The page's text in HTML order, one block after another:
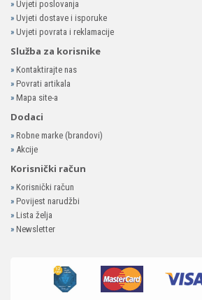
» Uvjeti poslovanja
» Uvjeti dostave i isporuke
» Uvjeti povrata i reklamacije
Služba za korisnike
» Kontaktirajte nas
» Povrati artikala
» Mapa site-a
Dodaci
» Robne marke (brandovi)
» Akcije
Korisnički račun
» Korisnički račun
» Povijest narudžbi
» Lista želja
» Newsletter